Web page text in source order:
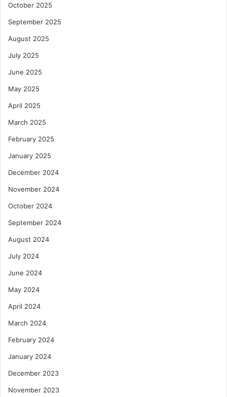
October 2025
September 2025
August 2025
July 2025
June 2025
May 2025
April 2025
March 2025
February 2025
January 2025
December 2024
November 2024
October 2024
September 2024
August 2024
July 2024
June 2024
May 2024
April 2024
March 2024
February 2024
January 2024
December 2023
November 2023